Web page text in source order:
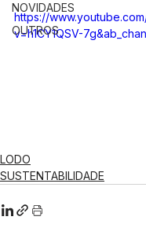
NOVIDADES
OUTROS
https://
v=h1CY1QSV-
LODO
SUSTENTABILIDADE